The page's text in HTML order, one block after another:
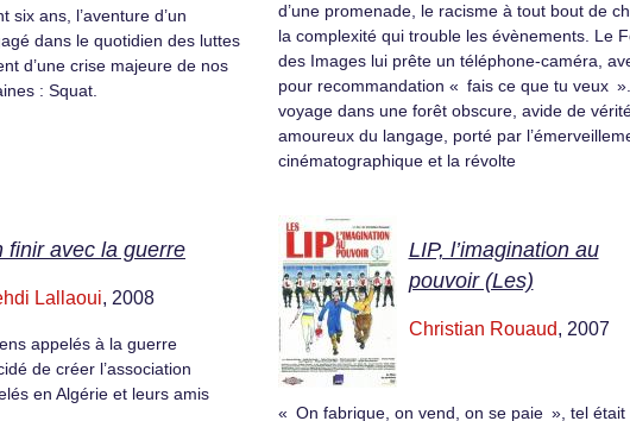
six ans, l’aventure d’un
dans le quotidien des luttes
d’une crise majeure de nos
: Squat.
d’une promenade, le racisme à tout bout de
la complexité qui trouble les évènements. Le
des Images lui prête un téléphone-caméra,
pour recommandation « fais ce que tu veux
voyage dans une forêt obscure, avide de
amoureux du langage, porté par
cinématographique et la révolte
finir avec la guerre
Lallaoui, 2008
appelés à la guerre
de créer l’association
en Algérie et leurs amis
LIP, l’imagination au
pouvoir (Les)
Christian Rouaud, 2007
« On fabrique, on vend, on se paie », tel était